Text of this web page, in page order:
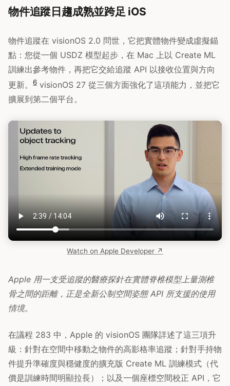
物件追蹤日趨成熟並跨足 iOS
物件追蹤在 visionOS 2.0 問世，它把實體物件變成虛擬錨
點：您從一個 USDZ 模型起步，在 Mac 上以 Create ML
訓練出參考物件，再把它交給追蹤 API 以接收位置與方向
更新。
6 visionOS 27 從三個方面強化了這項能力，並把它
擴展到第二個平台。
Watch on Apple Developer ↗
Apple 用一支受追蹤的醫療探針在實體脊椎模型上量測椎
骨之間的距離，正是全新公制空間姿態 API 所支援的使用
情境。
在議程 283 中，Apple 的 visionOS 團隊詳述了這三項升
級：針對在空間中移動之物件的高影格率追蹤；針對手持物
件提升準確度與穩健度的擴充版 Create ML 訓練模式（代
價是訓練時間明顯拉長）；以及一個座標空間校正 API，它